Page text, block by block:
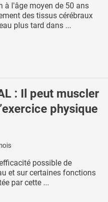
à l'âge moyen de 50 ans
des tissus cérébraux
plus tard dans ...
: Il peut muscler
physique
possible de
et sur certaines fonctions
par cette ...